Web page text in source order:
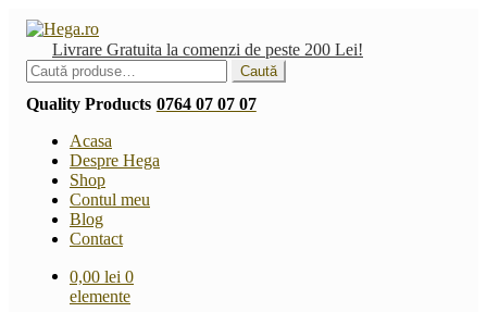
Sari
navigare
Sari
conținut
Livrare Gratuita la comenzi de peste 200 Lei!
Caută
după:
Caută
Quality Products 0764 07 07 07
Acasa
Despre Hega
Shop
Contul meu
Blog
Contact
0,00 lei 0
elemente